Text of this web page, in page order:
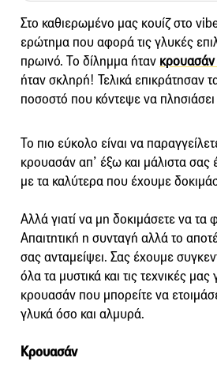
Στο καθιερωμένο μας κουίζ στο
ερώτημα που αφορά τις γλυκές
πρωινό. Το δίλημμα ήταν κρουασάν
ήταν σκληρή! Τελικά επικράτησαν
ποσοστό που κόντεψε να
Το πιο εύκολο είναι να
κρουασάν απ’ έξω και μάλιστα σας
με τα καλύτερα που έχουμε
Αλλά γιατί να μη δοκιμάσετε να τα
Απαιτητική η συνταγή αλλά το
σας ανταμείψει. Σας έχουμε
όλα τα μυστικά και τις τεχνικές μας
κρουασάν που μπορείτε να
γλυκά όσο και αλμυρά.
Κρουασάν